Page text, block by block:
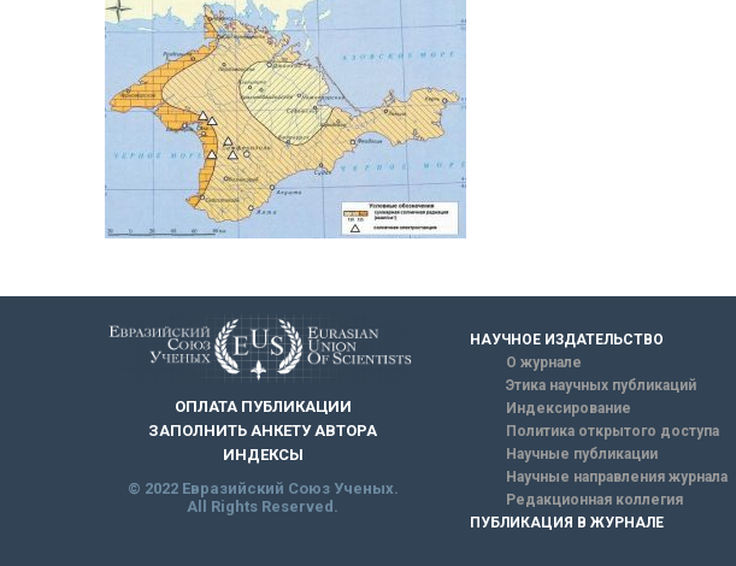
ОПЛАТА ПУБЛИКАЦИИ
ЗАПОЛНИТЬ АНКЕТУ АВТОРА
ИНДЕКСЫ
© 2022 Евразийский Союз Ученых.
All Rights Reserved.
НАУЧНОЕ ИЗДАТЕЛЬСТВО
О журнале
Этика научных публикаций
Индексирование
Политика открытого доступа
Научные публикации
Научные направления журнала
Редакционная коллегия
ПУБЛИКАЦИЯ В ЖУРНАЛЕ